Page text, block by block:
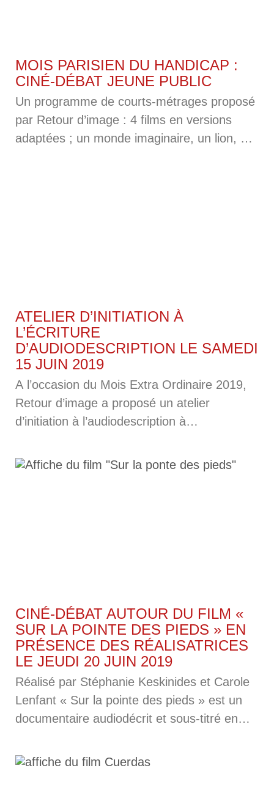
MOIS PARISIEN DU HANDICAP :
CINÉ-DÉBAT JEUNE PUBLIC
Un programme de courts-métrages proposé
par Retour d’image : 4 films en versions
adaptées ; un monde imaginaire, un lion, un
ATELIER D’INITIATION À
L’ÉCRITURE
D’AUDIODESCRIPTION LE SAMEDI
15 JUIN 2019
A l’occasion du Mois Extra Ordinaire 2019,
Retour d’image a proposé un atelier
d’initiation à l’audiodescription à
L’atelier était conçu par Marie Fiore et
Marie-Pierre Warnault assistées de Béatrice
CINÉ-DÉBAT AUTOUR DU FILM «
SUR LA POINTE DES PIEDS » EN
PRÉSENCE DES RÉALISATRICES
LE JEUDI 20 JUIN 2019
Réalisé par Stéphanie Keskinides et Carole
Lenfant « Sur la pointe des pieds » est un
documentaire audiodécrit et sous-titré en
Rubens, 10 ans, est atteint d’une maladie